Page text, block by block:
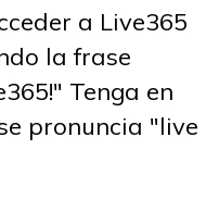
a Live365
la frase
Tenga en
pronuncia "live